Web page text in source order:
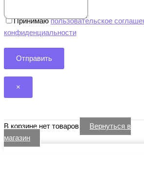
Принимаюпользовательское
конфиденциальности
×
В корзине нет товаров
Вернуться в
магазин